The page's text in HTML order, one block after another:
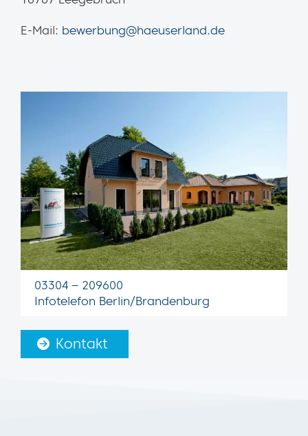
E-Mail: bewerbung@haeuserland.de
03304 – 209600
Infotelefon Berlin/Brandenburg
Kontakt